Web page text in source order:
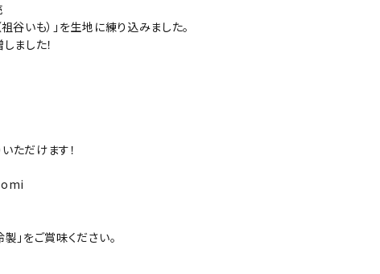
谷いも）」を生地に練り込みました。
ました！
ただけます！
」をご賞味ください。